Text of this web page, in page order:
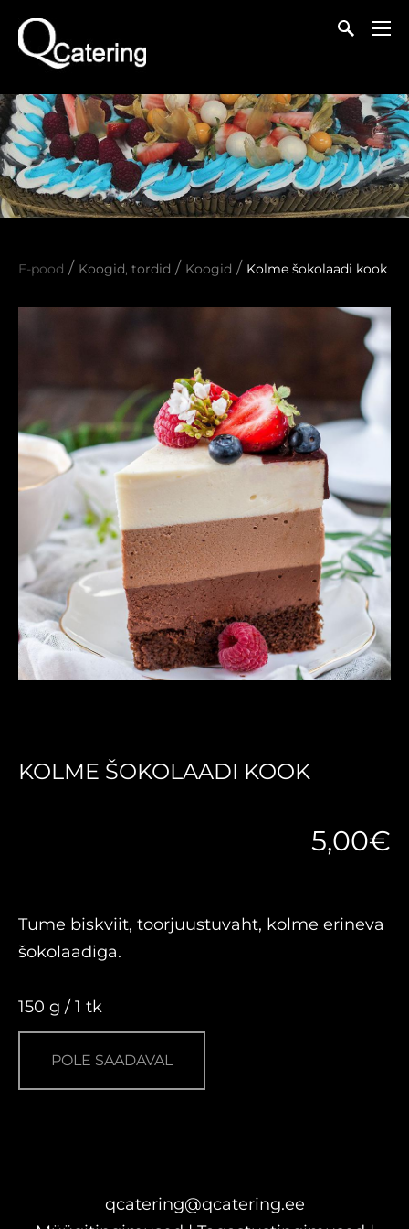
E-pood / Koogid, tordid / Koogid / Kolme šokolaadi kook
KOLME ŠOKOLAADI KOOK
5,00€
Tume biskviit, toorjuustuvaht, kolme erineva
šokolaadiga.
150 g / 1 tk
POLE SAADAVAL
qcatering@qcatering.ee